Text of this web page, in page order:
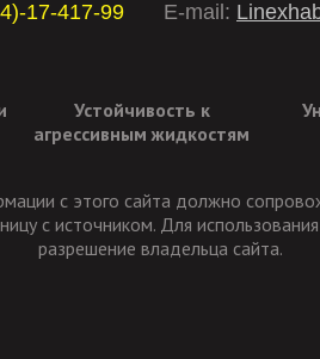
17-417-99 E-mail:
Устойчивость к
агрессивным жидкостям
с этого сайта должно
с источником. Для
разрешение владельца сайта.